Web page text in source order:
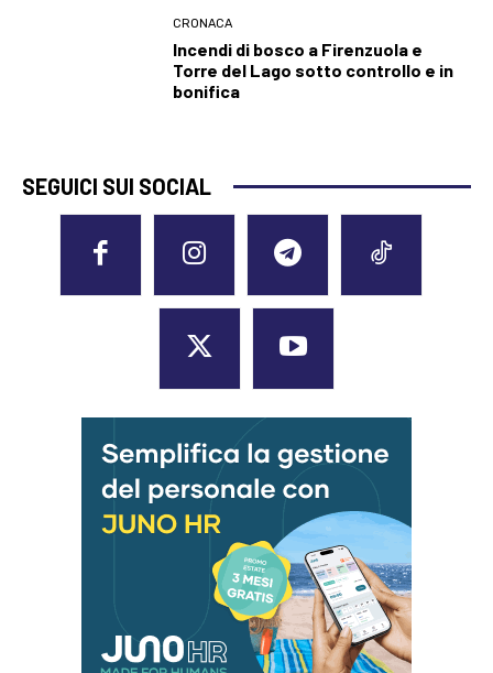
CRONACA
Incendi di bosco a Firenzuola e
Torre del Lago sotto controllo e in
bonifica
SEGUICI SUI SOCIAL